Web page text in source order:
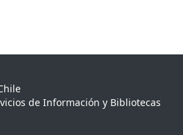
de Información y Bibliotecas